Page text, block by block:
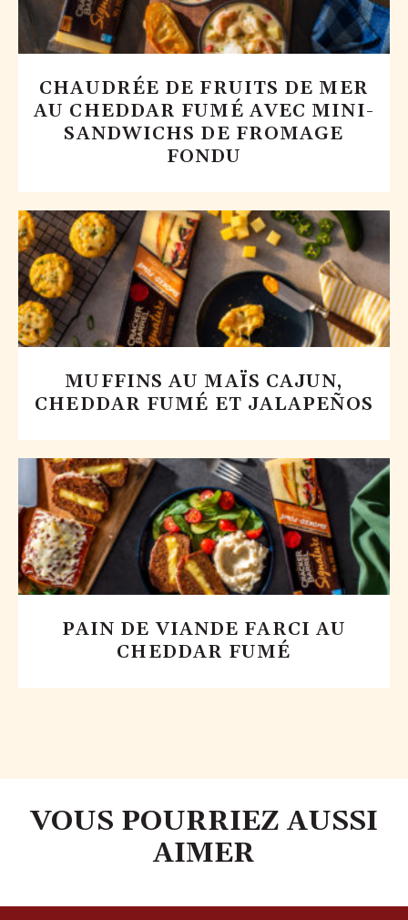
CHAUDRÉE DE FRUITS DE MER
AU CHEDDAR FUMÉ AVEC MINI-
SANDWICHS DE FROMAGE
FONDU
MUFFINS AU MAÏS CAJUN,
CHEDDAR FUMÉ ET JALAPEÑOS
PAIN DE VIANDE FARCI AU
CHEDDAR FUMÉ
VOUS POURRIEZ AUSSI
AIMER